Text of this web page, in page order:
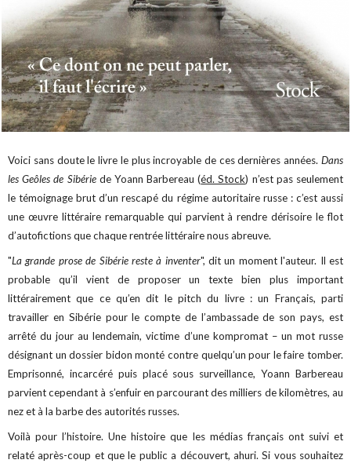
Voici sans doute le livre le plus incroyable de ces dernières années. Dans
les Geôles de Sibériede Yoann Barbereau (éd. Stock) n’est pas seulement
le témoignage brut d’un rescapé du régime autoritaire russe : c’est aussi
une œuvre littéraire remarquable qui parvient à rendre dérisoire le flot
d’autofictions que chaque rentrée littéraire nous abreuve.
"La grande prose de Sibérie reste à inventer", dit un moment l'auteur. Il est
probable qu’il vient de proposer un texte bien plus important
littérairement que ce qu’en dit le pitch du livre : un Français, parti
travailler en Sibérie pour le compte de l’ambassade de son pays, est
arrêté du jour au lendemain, victime d’une kompromat – un mot russe
désignant un dossier bidon monté contre quelqu’un pour le faire tomber.
Emprisonné, incarcéré puis placé sous surveillance, Yoann Barbereau
parvient cependant à s’enfuir en parcourant des milliers de kilomètres, au
nez et à la barbe des autorités russes.
Voilà pour l’histoire. Une histoire que les médias français ont suivi et
relaté après-coup et que le public a découvert, ahuri. Si vous souhaitez